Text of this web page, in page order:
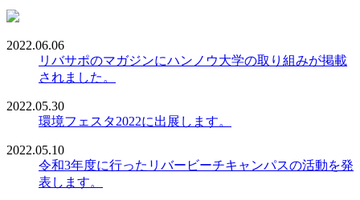
2022.06.06
リバサポのマガジンにハンノウ大学の取り組みが掲載
されました。
2022.05.30
環境フェスタ2022に出展します。
2022.05.10
令和3年度に行ったリバービーチキャンパスの活動を発
表します。